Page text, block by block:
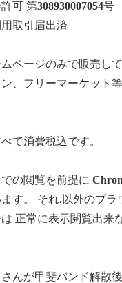
可 第308930007054号
取引届出済
ページのみで販売して
、フリーマーケット
て消費税込です。
の閲覧を前提に
す。
それ.以外のブラ
正常に表示閲覧出来
んが甲斐バンド解散後